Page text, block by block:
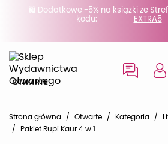
🛍️ Dodatkowe -5% na książki ze
kodu:
Strona główna Otwarte Kategoria
Pakiet Rupi Kaur 4 w 1